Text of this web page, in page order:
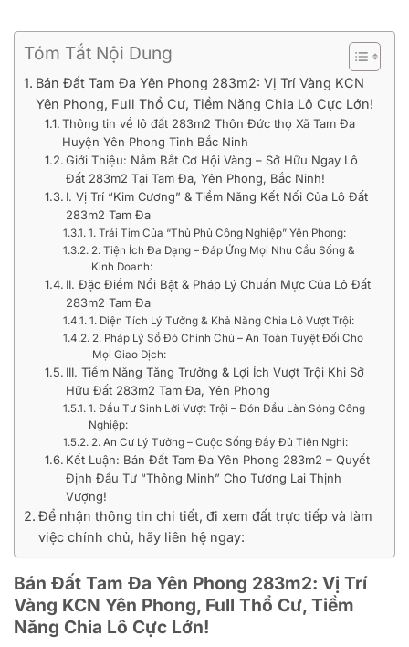
Tóm Tắt Nội Dung
Bán Đất Tam Đa Yên Phong 283m2: Vị Trí Vàng KCN
Yên Phong, Full Thổ Cư, Tiềm Năng Chia Lô Cực Lớn!
Thông tin về lô đất 283m2 Thôn Đức thọ Xã Tam Đa
Huyện Yên Phong Tỉnh Bắc Ninh
Giới Thiệu: Nắm Bắt Cơ Hội Vàng – Sở Hữu Ngay Lô
Đất 283m2 Tại Tam Đa, Yên Phong, Bắc Ninh!
I. Vị Trí “Kim Cương” & Tiềm Năng Kết Nối Của Lô Đất
283m2 Tam Đa
1. Trái Tim Của “Thủ Phủ Công Nghiệp” Yên Phong:
2. Tiện Ích Đa Dạng – Đáp Ứng Mọi Nhu Cầu Sống &
Kinh Doanh:
II. Đặc Điểm Nổi Bật & Pháp Lý Chuẩn Mực Của Lô Đất
283m2 Tam Đa
1. Diện Tích Lý Tưởng & Khả Năng Chia Lô Vượt Trội:
2. Pháp Lý Sổ Đỏ Chính Chủ – An Toàn Tuyệt Đối Cho
Mọi Giao Dịch:
III. Tiềm Năng Tăng Trưởng & Lợi Ích Vượt Trội Khi Sở
Hữu Đất 283m2 Tam Đa, Yên Phong
1. Đầu Tư Sinh Lời Vượt Trội – Đón Đầu Làn Sóng Công
Nghiệp:
2. An Cư Lý Tưởng – Cuộc Sống Đầy Đủ Tiện Nghi:
Kết Luận: Bán Đất Tam Đa Yên Phong 283m2 – Quyết
Định Đầu Tư “Thông Minh” Cho Tương Lai Thịnh
Vượng!
Để nhận thông tin chi tiết, đi xem đất trực tiếp và làm
việc chính chủ, hãy liên hệ ngay:
Bán Đất Tam Đa Yên Phong 283m2: Vị Trí
Vàng KCN Yên Phong, Full Thổ Cư, Tiềm
Năng Chia Lô Cực Lớn!